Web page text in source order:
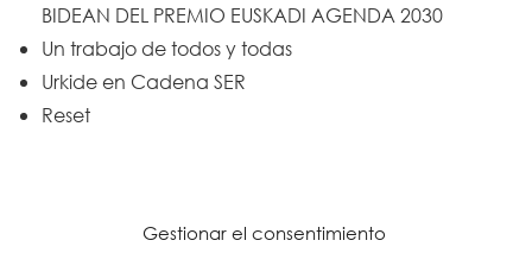
Gestionar el consentimiento
BIDEAN DEL PREMIO EUSKADI AGENDA 2030
Un trabajo de todos y todas
Urkide en Cadena SER
Reset